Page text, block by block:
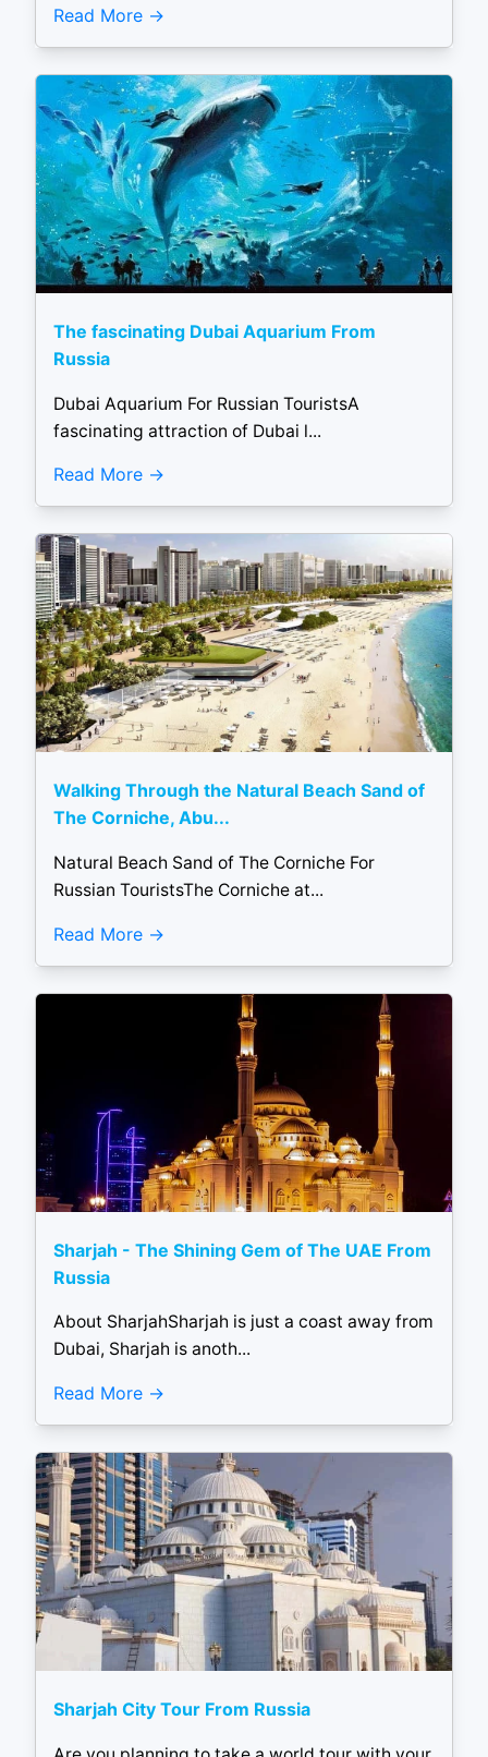
Read More
The fascinating Dubai Aquarium From
Russia
Dubai Aquarium For Russian TouristsA
fascinating attraction of Dubai l...
Read More
Walking Through the Natural Beach Sand of
The Corniche, Abu...
Natural Beach Sand of The Corniche For
Russian TouristsThe Corniche at...
Read More
Sharjah - The Shining Gem of The UAE From
Russia
About SharjahSharjah is just a coast away from
Dubai, Sharjah is anoth...
Read More
Sharjah City Tour From Russia